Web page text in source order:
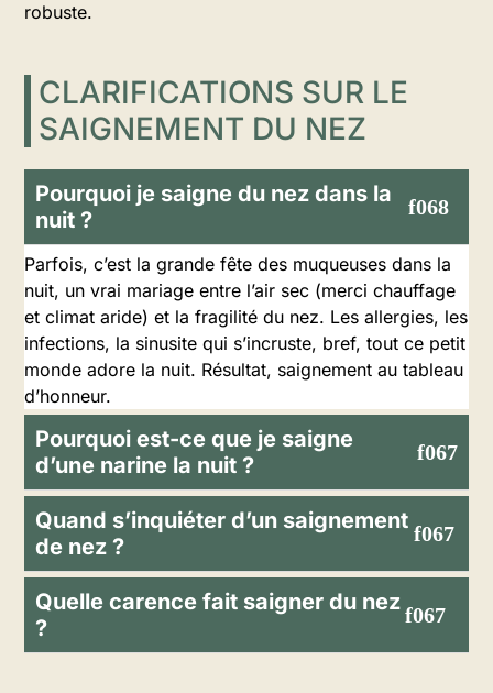
robuste.
CLARIFICATIONS SUR LE
SAIGNEMENT DU NEZ
Pourquoi je saigne du nez dans la
nuit ?
Parfois, c’est la grande fête des muqueuses dans la
nuit, un vrai mariage entre l’air sec (merci chauffage
et climat aride) et la fragilité du nez. Les allergies, les
infections, la sinusite qui s’incruste, bref, tout ce petit
monde adore la nuit. Résultat, saignement au tableau
d’honneur.
Pourquoi est-ce que je saigne
d’une narine la nuit ?
Quand s’inquiéter d’un saignement
de nez ?
Quelle carence fait saigner du nez
?